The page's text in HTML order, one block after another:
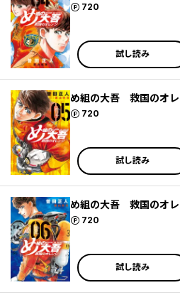
720
ポイント
試し読み
め組の大吾 救国のオレ
720
ポイント
試し読み
め組の大吾 救国のオレ
720
ポイント
試し読み